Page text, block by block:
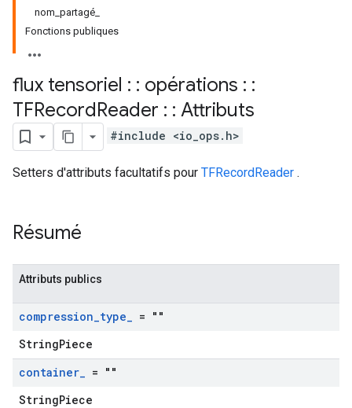
nom_partagé_
Fonctions publiques
flux tensoriel : : opérations : :
TFRecordReader : : Attributs
#include <io_ops.h>
Setters d'attributs facultatifs pour TFRecordReader .
Résumé
Attributs publics
compression_type_ = ""
StringPiece
container_ = ""
StringPiece